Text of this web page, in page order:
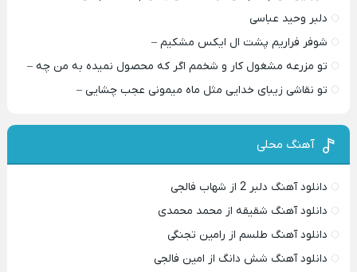
دلبر وحید عباسی
شوفر فراریم پشت ال ایکس مشکیم –
تو مزرعه مشغول کار و شخمم اگر که محصول نمیده به من چه –
تو نقاشی زیبای خدایی مثل ماه میمونی عجب چشایی –
آهنگ محلی
دانلود آهنگ دلبر 2 از شهاب فالجی
دانلود آهنگ شقیقه از محمد محمدی
دانلود آهنگ طلسم از رامین تجنگی
دانلود آهنگ شش دانگ از امین فالجی